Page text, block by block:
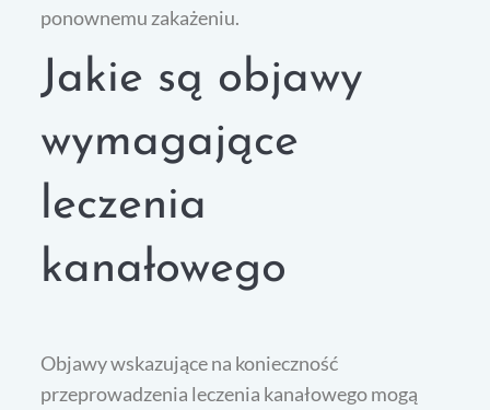
ponownemu zakażeniu.
Jakie są objawy
wymagające
leczenia
kanałowego
Objawy wskazujące na konieczność
przeprowadzenia leczenia kanałowego mogą